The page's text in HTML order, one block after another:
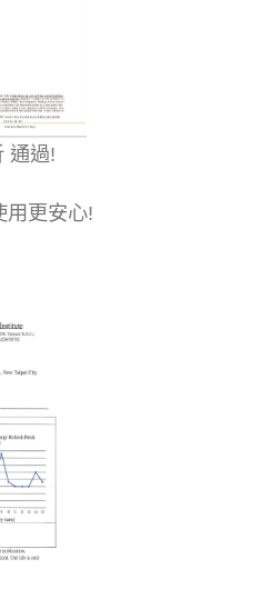
通過!
用更安心!